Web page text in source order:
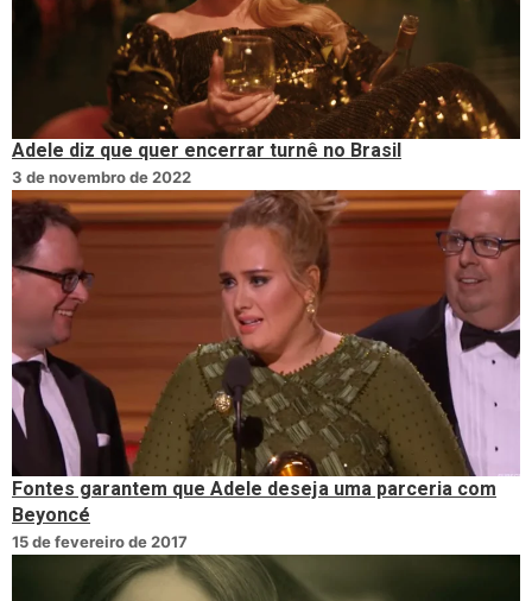
Adele diz que quer encerrar turnê no Brasil
3 de novembro de 2022
Fontes garantem que Adele deseja uma parceria com
Beyoncé
15 de fevereiro de 2017